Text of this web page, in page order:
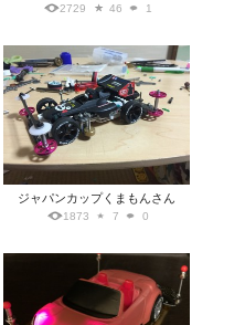
2729 46 1
ジャパンカップくまもんさん
1873 7 0